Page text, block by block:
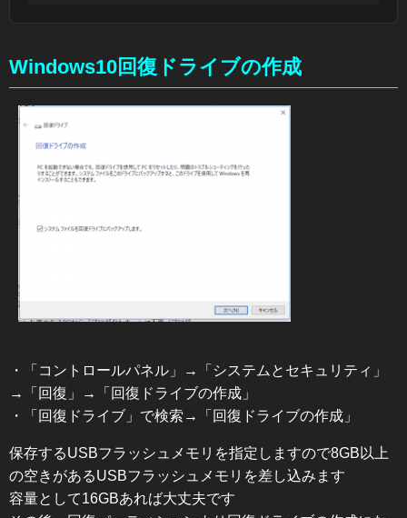
Windows10回復ドライブの作成
・「コントロールパネル」→「システムとセキュリティ」
→「回復」→「回復ドライブの作成」
・「回復ドライブ」で検索→「回復ドライブの作成」
保存するUSBフラッシュメモリを指定しますので8GB以上
の空きがあるUSBフラッシュメモリを差し込みます
容量として16GBあれば大丈夫です